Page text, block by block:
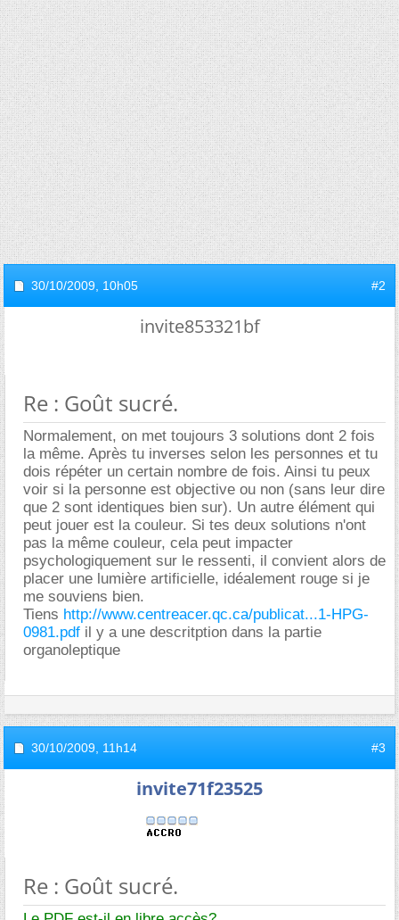
30/10/2009, 10h05 #2
invite853321bf
Re : Goût sucré.
Normalement, on met toujours 3 solutions dont 2 fois
la même. Après tu inverses selon les personnes et tu
dois répéter un certain nombre de fois. Ainsi tu peux
voir si la personne est objective ou non (sans leur dire
que 2 sont identiques bien sur). Un autre élément qui
peut jouer est la couleur. Si tes deux solutions n'ont
pas la même couleur, cela peut impacter
psychologiquement sur le ressenti, il convient alors de
placer une lumière artificielle, idéalement rouge si je
me souviens bien.
Tiens http://www.centreacer.qc.ca/publicat...1-HPG-
0981.pdf il y a une descritption dans la partie
organoleptique
30/10/2009, 11h14 #3
invite71f23525
Re : Goût sucré.